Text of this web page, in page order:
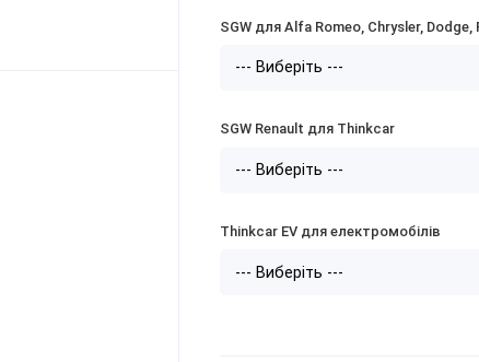
SGW для Alfa Romeo, Chrysler,
SGW Renault для Thinkcar
Thinkcar EV для електромобілів